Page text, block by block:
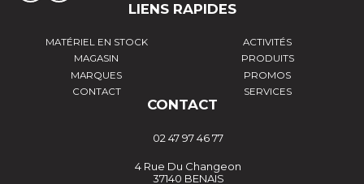
LIENS RAPIDES
MATÉRIEL EN STOCK
ACTIVITÉS
MAGASIN
PRODUITS
MARQUES
PROMOS
CONTACT
SERVICES
CONTACT
02 47 97 46 77
4 Rue Du Changeon
37140 BENAIS